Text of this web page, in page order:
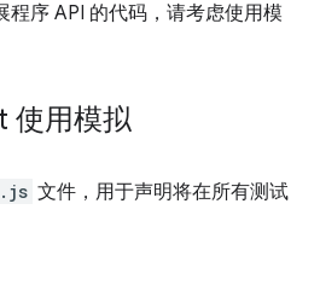
程序 API 的代码，请考虑使用模
使用模拟
文件，用于声明将在所有测试